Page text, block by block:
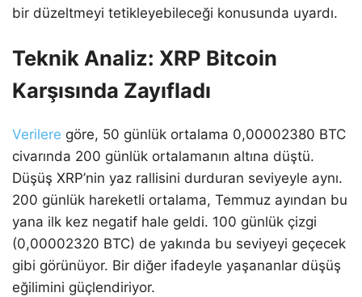
bir düzeltmeyi tetikleyebileceği konusunda uyardı.
Teknik Analiz: XRP Bitcoin
Karşısında Zayıfladı
Verilere göre, 50 günlük ortalama 0,00002380 BTC
civarında 200 günlük ortalamanın altına düştü.
Düşüş XRP’nin yaz rallisini durduran seviyeyle aynı.
200 günlük hareketli ortalama, Temmuz ayından bu
yana ilk kez negatif hale geldi. 100 günlük çizgi
(0,00002320 BTC) de yakında bu seviyeyi geçecek
gibi görünüyor. Bir diğer ifadeyle yaşananlar düşüş
eğilimini güçlendiriyor.